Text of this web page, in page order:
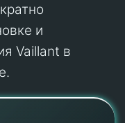
и
Vaillant в